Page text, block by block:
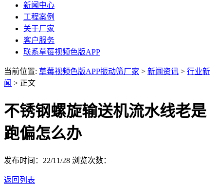
新闻中心
工程案例
关于厂家
客户服务
联系草莓视频色版APP
当前位置: 草莓视频色版APP振动筛厂家 > 新闻资讯 > 行业新
闻 > 正文
不锈钢螺旋输送机流水线老是
跑偏怎么办
发布时间：22/11/28 浏览次数：
返回列表